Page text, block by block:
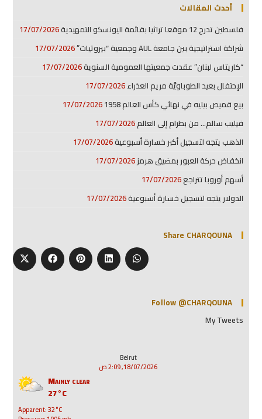
أحدث المقالات
فلسطين تدرج 12 موقعا تراثيا بقائمة اليونسكو التمهيدية
17/07/2026
شراكة استراتيجية بين جامعة AUL وجمعية “بيروتيات”
17/07/2026
“كاريتاس لبنان” عقدت جمعيتها العمومية السنوية17/07/2026
الإحتفال بعيد الطوباويَّة مريم العذراء17/07/2026
بيع قميص بيليه في نهائي كأس العالم 1958
17/07/2026
فيليب سالم… من بطرام إلى العالم17/07/2026
الذهب يتجه لتسجيل أكبر خسارة أسبوعية17/07/2026
انخفاض حركة العبور بمضيق هرمز17/07/2026
أسهم أوروبا تتراجع17/07/2026
الدولار يتجه لتسجيل خسارة أسبوعية17/07/2026
Share CHARQOUNA
Follow @CHARQOUNA
My Tweets
Beirut
18/07/2026, 2:09 ص
Mainly clear
27°C
Apparent: 32°C